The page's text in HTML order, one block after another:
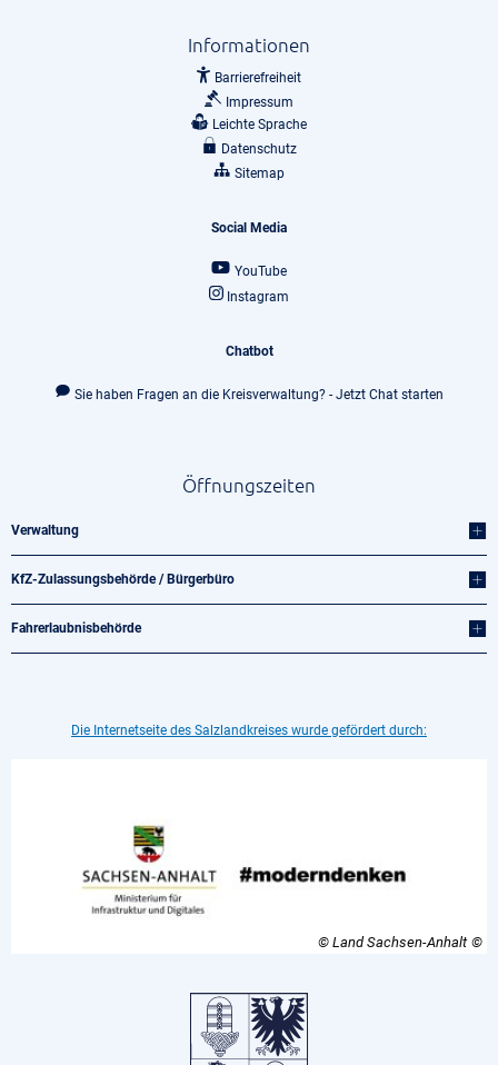
Informationen
Barrierefreiheit
Impressum
Leichte Sprache
Datenschutz
Sitemap
Social Media
YouTube
Instagram
Chatbot
Sie haben Fragen an die Kreisverwaltung? - Jetzt Chat starten
Öffnungszeiten
Verwaltung
KfZ-Zulassungsbehörde / Bürgerbüro
Fahrerlaubnisbehörde
Die Internetseite des Salzlandkreises wurde gefördert durch:
© Land Sachsen-Anhalt